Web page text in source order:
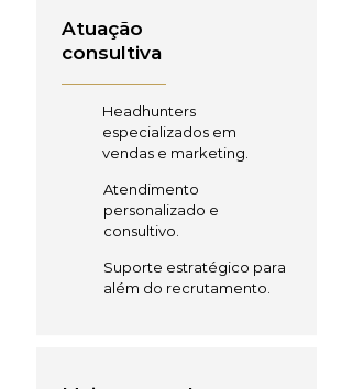
Atuação
consultiva
Headhunters
especializados em
vendas e marketing.
Atendimento
personalizado e
consultivo.
Suporte estratégico para
além do recrutamento.